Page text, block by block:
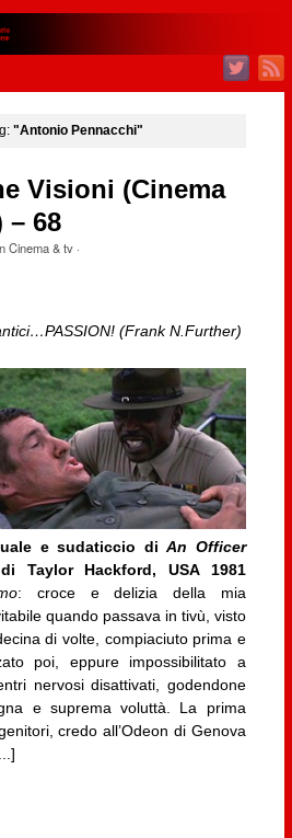
"Antonio Pennacchi"
Visioni (Cinema
– 68
Cinema & tv·
(Frank N.Further)
e sudaticcio diAn Officer
Taylor Hackford, USA 1981
: croce e delizia della mia
quando passava in tivù, visto
di volte, compiaciuto prima e
poi, eppure impossibilitato a
nervosi disattivati, godendone
e suprema voluttà. La prima
credo all’Odeon di Genova